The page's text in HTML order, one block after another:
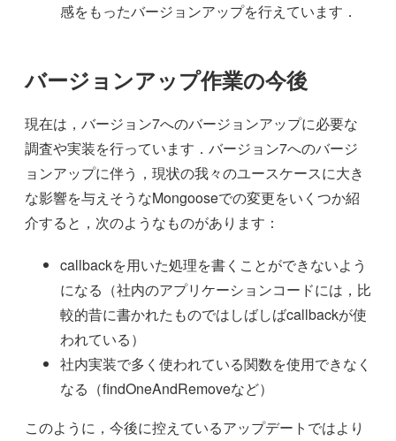
感をもったバージョンアップを行えています．
バージョンアップ作業の今後
現在は，バージョン7へのバージョンアップに必要な
調査や実装を行っています．バージョン7へのバージ
ョンアップに伴う，現状の我々のユースケースに大き
な影響を与えそうなMongooseでの変更をいくつか紹
介すると，次のようなものがあります：
callbackを用いた処理を書くことができないよう
になる（社内のアプリケーションコードには，比
較的昔に書かれたものではしばしばcallbackが使
われている）
社内実装で多く使われている関数を使用できなく
なる（findOneAndRemoveなど）
このように，今後に控えているアップデートではより